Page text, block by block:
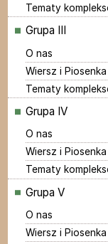
Tematy
Grupa III
O nas
Wiersz i Piosenka
Tematy
Grupa IV
O nas
Wiersz i Piosenka
Tematy
Grupa V
O nas
Wiersz i Piosenka